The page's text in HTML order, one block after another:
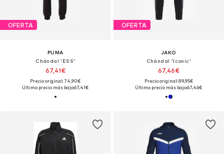
OFERTA
PUMA
Chándal 'ESS'
67,41€
Precio original: 74,90€
Último precio más bajo:67,41€
OFERTA
JAKO
Chándal 'Iconic'
67,46€
Precio original: 89,95€
Último precio más bajo:67,46€